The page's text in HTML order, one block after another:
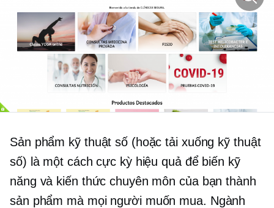
Sản phẩm kỹ thuật số (hoặc tải xuống kỹ thuật
số) là một cách cực kỳ hiệu quả để biến kỹ
năng và kiến ​​thức chuyên môn của bạn thành
sản phẩm mà mọi người muốn mua. Ngành